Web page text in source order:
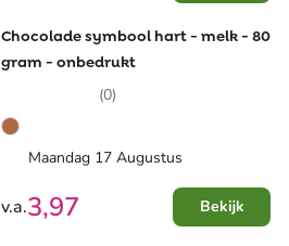
Chocolade symbool hart - melk - 80
gram - onbedrukt
(0)
Maandag 17 Augustus
v.a.3,97 Bekijk